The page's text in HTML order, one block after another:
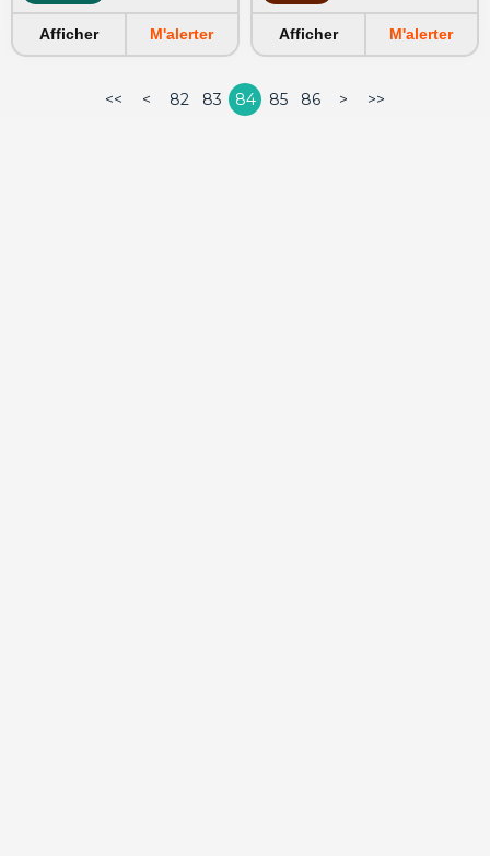
Afficher M'alerter Afficher M'alerter
<< < 82 83 84 85 86 > >>